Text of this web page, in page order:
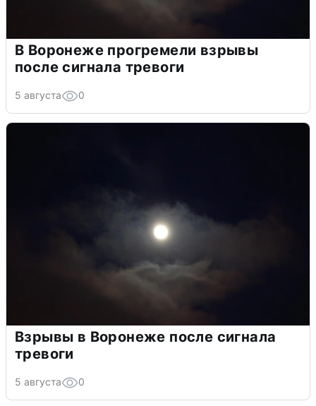
В Воронеже прогремели взрывы
после сигнала тревоги
5 августа 0
Взрывы в Воронеже после сигнала
тревоги
5 августа 0